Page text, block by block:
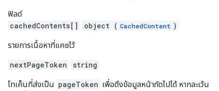
ฟิลด์
cachedContents[]
object ( CachedContent )
รายการเนื้อหาที่แคชไว้
nextPageToken string
โทเค็นที่ส่งเป็น pageToken เพื่อดึงข้อมูลหน้าถัดไปได้ หากละเว้น